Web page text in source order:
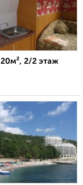
2/2 этаж